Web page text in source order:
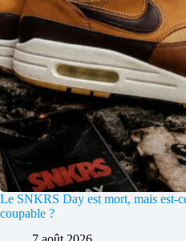
Le SNKRS Day est mort, mais est-
coupable ?